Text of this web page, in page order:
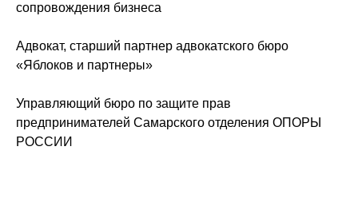
сопровождения бизнеса
Адвокат, старший партнер адвокатского бюро
«Яблоков и партнеры»
Управляющий бюро по защите прав
предпринимателей Самарского отделения ОПОРЫ
РОССИИ